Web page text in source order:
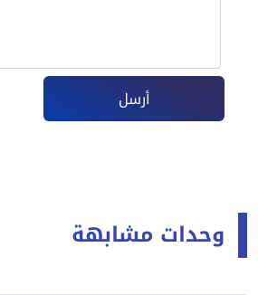
أرسل
وحدات مشابهة